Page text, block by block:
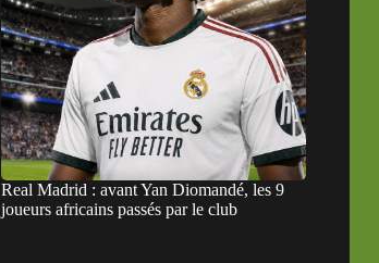
Real Madrid : avant Yan Diomandé, les 9
joueurs africains passés par le club